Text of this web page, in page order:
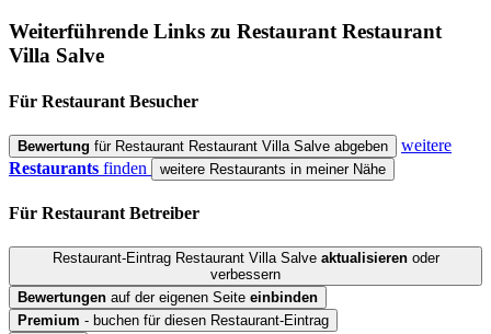
Weiterführende Links zu RestaurantRestaurant
Villa Salve
Für Restaurant Besucher
Bewertung für Restaurant Restaurant Villa Salve abgeben
weitere
Restaurants finden weitere Restaurants in meiner Nähe
Für Restaurant Betreiber
Restaurant-Eintrag Restaurant Villa Salve aktualisierenoder
verbessern
Bewertungen auf der eigenen Seite einbinden
Premium - buchen für diesen Restaurant-Eintrag